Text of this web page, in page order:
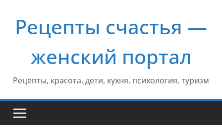
содержимому
Рецепты счастья —
женский портал
Рецепты, красота, дети, кухня, психология, туризм